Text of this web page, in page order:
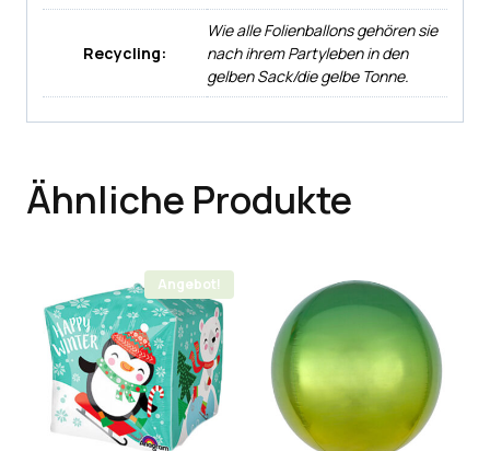
Recycling:
Wie alle Folienballons gehören sie
nach ihrem Partyleben in den
gelben Sack/die gelbe Tonne.
Ähnliche Produkte
Angebot!